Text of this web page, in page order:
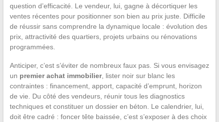
question d’efficacité. Le vendeur, lui, gagne à décortiquer les
ventes récentes pour positionner son bien au prix juste. Difficile
de réussir sans comprendre la dynamique locale : évolution des
prix, attractivité des quartiers, projets urbains ou rénovations
programmées.
Anticiper, c’est s’éviter de nombreux faux pas. Si vous envisagez
un premier achat immobilier, lister noir sur blanc les
contraintes : financement, apport, capacité d’emprunt, horizon
de vie. Du côté des vendeurs, réunir tous les diagnostics
techniques et constituer un dossier en béton. Le calendrier, lui,
doit être cadré : foncer tête baissée, c’est s’exposer à des choix